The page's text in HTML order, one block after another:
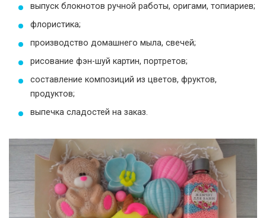
выпуск блокнотов ручной работы, оригами, топиариев;
флористика;
производство домашнего мыла, свечей;
рисование фэн-шуй картин, портретов;
составление композиций из цветов, фруктов,
продуктов;
выпечка сладостей на заказ.